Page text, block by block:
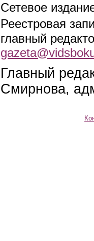
Сетевое
Реестровая
главный
Главный
Смирнова,